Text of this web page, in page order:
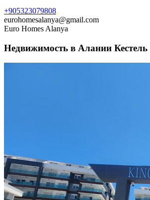
+905323079808
eurohomesalanya@gmail.com
Euro Homes Alanya
Недвижимость в Алании Кестель